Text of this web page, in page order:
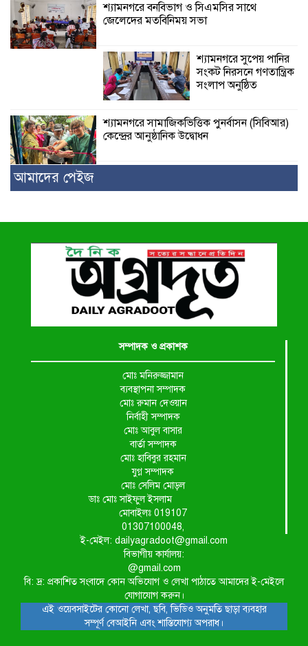
শ্যামনগরে বনবিভাগ ও সিএমসির সাথে
জেলেদের মতবিনিময় সভা
শ্যামনগরে সুপেয় পানির
সংকট নিরসনে গণতান্ত্রিক
সংলাপ অনুষ্ঠিত
শ্যামনগরে সামাজিকভিত্তিক পুনর্বাসন (সিবিআর)
কেন্দ্রের আনুষ্ঠানিক উদ্বোধন
আমাদের পেইজ
সম্পাদক ও প্রকাশক
মোঃ মনিরুজ্জামান
ব্যবস্থাপনা সম্পাদক
মোঃ রুমান দেওয়ান
নির্বাহী সম্পাদক
মোঃ আবুল বাসার
বার্তা সম্পাদক
মোঃ হাবিবুর রহমান
যুগ্ন সম্পাদক
মোঃ সেলিম মোড়ল
ডাঃ মোঃ সাইফুল ইসলাম
মোবাইলঃ 019107
01307100048,
ই-মেইল: dailyagradoot@gmail.com
বিভাগীয় কার্যালয়:
@gmail.com
বি: দ্র: প্রকাশিত সংবাদে কোন অভিযোগ ও লেখা পাঠাতে আমাদের ই-মেইলে
যোগাযোগ করুন।
এই ওয়েবসাইটের কোনো লেখা, ছবি, ভিডিও অনুমতি ছাড়া ব্যবহার
সম্পূর্ণ বেআইনি এবং শাস্তিযোগ্য অপরাধ।